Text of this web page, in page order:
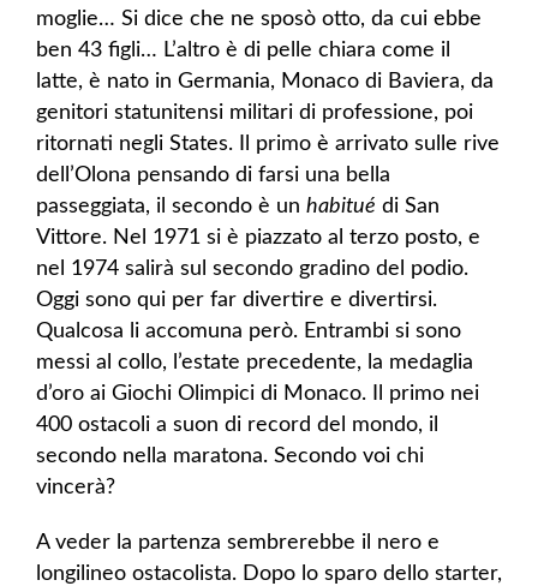
moglie… Si dice che ne sposò otto, da cui ebbe
ben 43 figli… L’altro è di pelle chiara come il
latte, è nato in Germania, Monaco di Baviera, da
genitori statunitensi militari di professione, poi
ritornati negli States. Il primo è arrivato sulle rive
dell’Olona pensando di farsi una bella
passeggiata, il secondo è un habitué di San
Vittore. Nel 1971 si è piazzato al terzo posto, e
nel 1974 salirà sul secondo gradino del podio.
Oggi sono qui per far divertire e divertirsi.
Qualcosa li accomuna però. Entrambi si sono
messi al collo, l’estate precedente, la medaglia
d’oro ai Giochi Olimpici di Monaco. Il primo nei
400 ostacoli a suon di record del mondo, il
secondo nella maratona. Secondo voi chi
vincerà?
A veder la partenza sembrerebbe il nero e
longilineo ostacolista. Dopo lo sparo dello starter,